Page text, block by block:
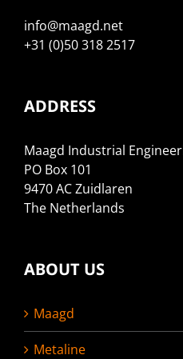
info@maagd.net
+31 (0)50 318 2517
ADDRESS
Maagd Industrial
PO Box 101
9470 AC Zuidlaren
The Netherlands
ABOUT US
Maagd
Metaline